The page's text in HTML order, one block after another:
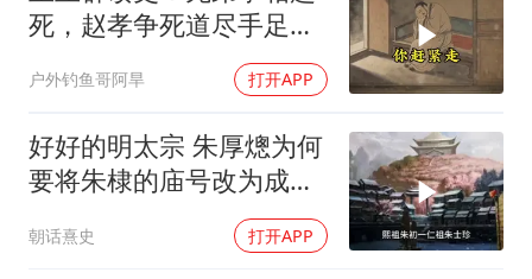
死，赵孝争死道尽手足真
户外钓鱼哥阿旱 打开APP
好好的明太宗 朱厚熜为何
要将朱棣的庙号改为成
朝话熹史 打开APP